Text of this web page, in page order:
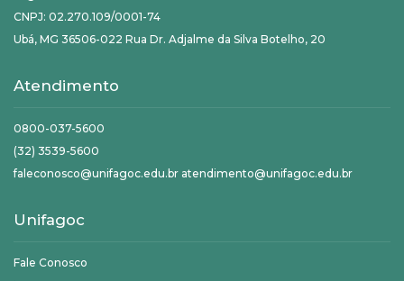
CNPJ: 02.270.109/0001-74
Ubá, MG 36506-022 Rua Dr. Adjalme da Silva Botelho, 20
Atendimento
0800-037-5600
(32) 3539-5600
faleconosco@unifagoc.edu.br atendimento@unifagoc.edu.br
Unifagoc
Fale Conosco